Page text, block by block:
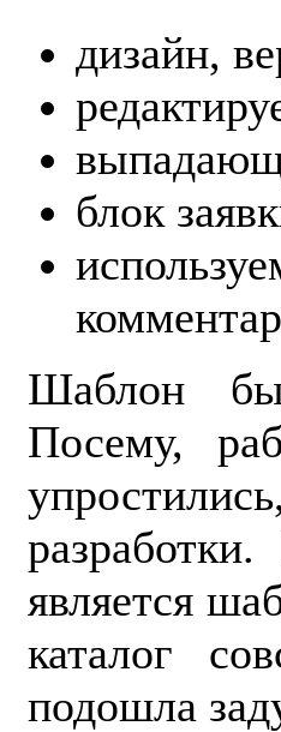
дизайн,
блок
Шаблон
Посему,
является
каталог
подошла